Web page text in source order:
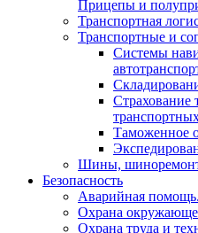
Прицепы и
Транспортная
Транспортные и
Системы
Страхование
Таможенное
Шины,
Безопасность
Аварийная
Охрана
Охрана труда и